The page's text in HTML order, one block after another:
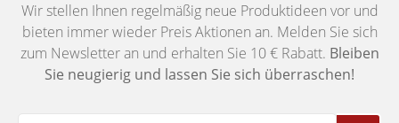
Wir stellen Ihnen regelmäßig neue Produktideen vor und
bieten immer wieder Preis Aktionen an. Melden Sie sich
zum Newsletter an und erhalten Sie 10 € Rabatt. Bleiben
Sie neugierig und lassen Sie sich überraschen!